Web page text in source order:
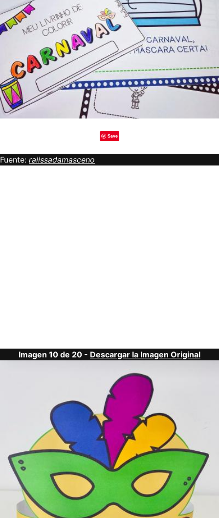
Save
Fuente: raiissadamasceno
Imagen 10 de 20 - Descargar la Imagen Original